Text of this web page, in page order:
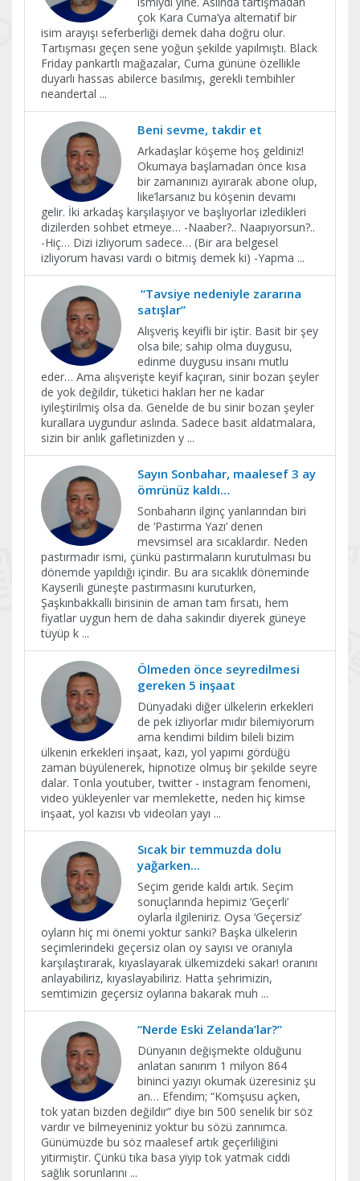
çok Kara Cuma’ya alternatif bir
isim arayışı seferberliği demek daha doğru olur.
Tartışması geçen sene yoğun şekilde yapılmıştı. Black
Friday pankartlı mağazalar, Cuma gününe özellikle
duyarlı hassas abilerce basılmış, gerekli tembihler
neandertal ...
Beni sevme, takdir et
Arkadaşlar köşeme hoş geldiniz!
Okumaya başlamadan önce kısa
bir zamanınızı ayırarak abone olup,
like’larsanız bu köşenin devamı
gelir. İki arkadaş karşılaşıyor ve başlıyorlar izledikleri
dizilerden sohbet etmeye… -Naaber?.. Naapıyorsun?..
-Hiç… Dizi izliyorum sadece… (Bir ara belgesel
izliyorum havası vardı o bitmiş demek ki) -Yapma ...
“Tavsiye nedeniyle zararına
satışlar”
Alışveriş keyifli bir iştir. Basit bir şey
olsa bile; sahip olma duygusu,
edinme duygusu insanı mutlu
eder… Ama alışverişte keyif kaçıran, sinir bozan şeyler
de yok değildir, tüketici hakları her ne kadar
iyileştirilmiş olsa da. Genelde de bu sinir bozan şeyler
kurallara uygundur aslında. Sadece basit aldatmalara,
sizin bir anlık gafletinizden y ...
Sayın Sonbahar, maalesef 3 ay
ömrünüz kaldı…
Sonbaharın ilginç yanlarından biri
de ‘Pastırma Yazı’ denen
mevsimsel ara sıcaklardır. Neden
pastırmadır ismi, çünkü pastırmaların kurutulması bu
dönemde yapıldığı içindir. Bu ara sıcaklık döneminde
Kayserili güneşte pastırmasını kuruturken,
Şaşkınbakkallı birisinin de aman tam fırsatı, hem
fiyatlar uygun hem de daha sakindir diyerek güneye
tüyüp k ...
Ölmeden önce seyredilmesi
gereken 5 inşaat
Dünyadaki diğer ülkelerin erkekleri
de pek izliyorlar mıdır bilemiyorum
ama kendimi bildim bileli bizim
ülkenin erkekleri inşaat, kazı, yol yapımı gördüğü
zaman büyülenerek, hipnotize olmuş bir şekilde seyre
dalar. Tonla youtuber, twitter - instagram fenomeni,
video yükleyenler var memlekette, neden hiç kimse
inşaat, yol kazısı vb videoları yayı ...
Sıcak bir temmuzda dolu
yağarken...
Seçim geride kaldı artık. Seçim
sonuçlarında hepimiz ‘Geçerli’
oylarla ilgileniriz. Oysa ‘Geçersiz’
oyların hiç mi önemi yoktur sanki? Başka ülkelerin
seçimlerindeki geçersiz olan oy sayısı ve oranıyla
karşılaştırarak, kıyaslayarak ülkemizdeki sakar! oranını
anlayabiliriz, kıyaslayabiliriz. Hatta şehrimizin,
semtimizin geçersiz oylarına bakarak muh ...
“Nerde Eski Zelanda’lar?”
Dünyanın değişmekte olduğunu
anlatan sanırım 1 milyon 864
bininci yazıyı okumak üzeresiniz şu
an… Efendim; “Komşusu açken,
tok yatan bizden değildir” diye bin 500 senelik bir söz
vardır ve bilmeyeniniz yoktur bu sözü zannımca.
Günümüzde bu söz maalesef artık geçerliliğini
yitirmiştir. Çünkü tıka basa yiyip tok yatmak ciddi
sağlık sorunlarını ...